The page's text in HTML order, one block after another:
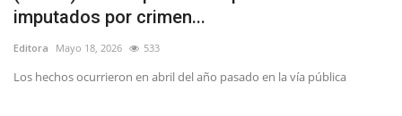
imputados por crimen...
Editora Mayo 18, 2026 533
Los hechos ocurrieron en abril del año pasado en la vía pública